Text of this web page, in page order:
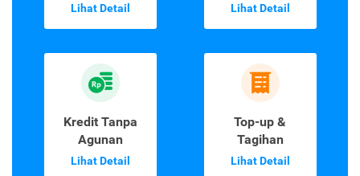
Lihat Detail Lihat Detail
Kredit Tanpa
Agunan
Lihat Detail
Top-up &
Tagihan
Lihat Detail